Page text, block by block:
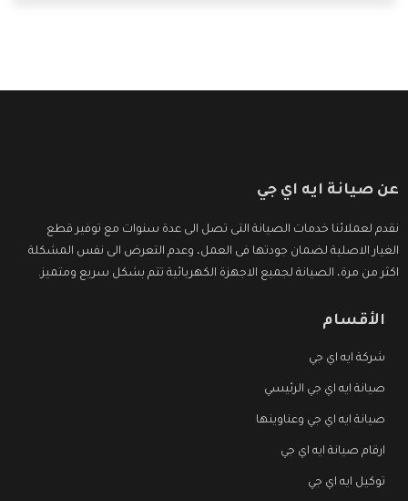
عن صيانة ايه اي جي
نقدم لعملائنا خدمات الصيانة التى تصل الى عدة سنوات مع توفير قطع
الغيار الاصلية لضمان جودتها فى العمل، وعدم التعرض الى نفس المشكلة
اكثر من مرة، الصيانة لجميع الاجهزة الكهربائية تتم بشكل سريع ومتميز.
الأقسام
شركة ايه اي جي
صيانة ايه اي جي الرئيسي
صيانة ايه اي جي وعناوينها
ارقام صيانة ايه اي جي
توكيل ايه اي جي